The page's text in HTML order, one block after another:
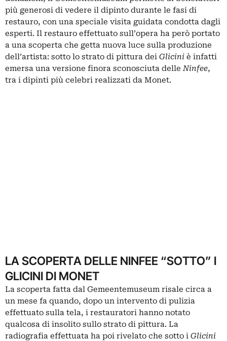
più generosi di vedere il dipinto durante le fasi di
restauro, con una speciale visita guidata condotta dagli
esperti. Il restauro effettuato sull’opera ha però portato
a una scoperta che getta nuova luce sulla produzione
dell’artista: sotto lo strato di pittura dei Glicini è infatti
emersa una versione finora sconosciuta delle Ninfee,
tra i dipinti più celebri realizzati da Monet.
LA SCOPERTA DELLE NINFEE “SOTTO” I
GLICINI DI MONET
La scoperta fatta dal Gemeentemuseum risale circa a
un mese fa quando, dopo un intervento di pulizia
effettuato sulla tela, i restauratori hanno notato
qualcosa di insolito sullo strato di pittura. La
radiografia effettuata ha poi rivelato che sotto i Glicini